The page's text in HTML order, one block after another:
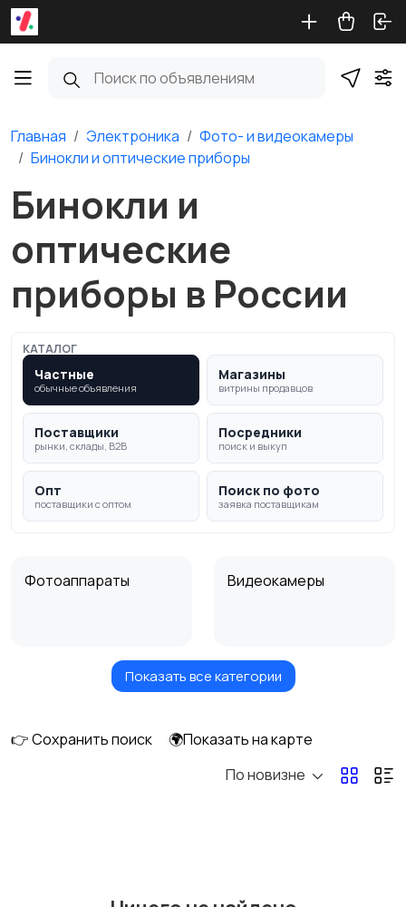
Главная Электроника
Фото- и видеокамеры
Бинокли и оптические приборы
Бинокли и
оптические
приборы в России
КАТАЛОГ
Частные
обычные объявления
Магазины
витрины продавцов
Поставщики
рынки, склады, B2B
Посредники
поиск и выкуп
Опт
поставщики с оптом
Поиск по фото
заявка поставщикам
Фотоаппараты Видеокамеры
Видеонаблюдение Объективы
Показать все категории
👉 Сохранить поиск
🌍Показать на карте
По новизне